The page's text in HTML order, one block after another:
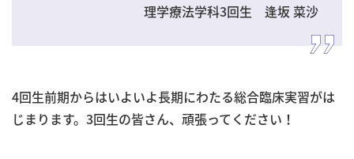
理学療法学科3回生 逢坂 菜沙
4回生前期からはいよいよ長期にわたる総合臨床実習がは
じまります。3回生の皆さん、頑張ってください！